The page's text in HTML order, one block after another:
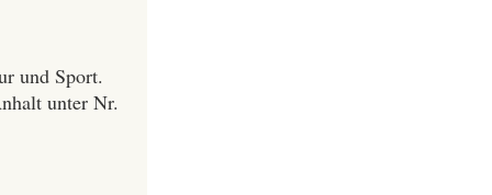
und Sport.
unter Nr.